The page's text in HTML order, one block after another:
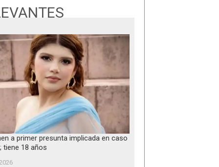
a primer presunta implicada en caso
tiene 18 años